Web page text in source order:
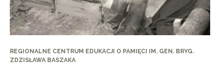
REGIONALNE CENTRUM EDUKACJI O PAMIĘCI IM. GEN. BRYG.
ZDZISŁAWA BASZAKA